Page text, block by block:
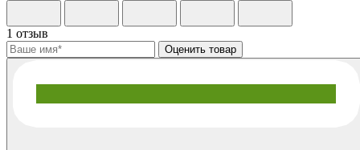
1 отзыв